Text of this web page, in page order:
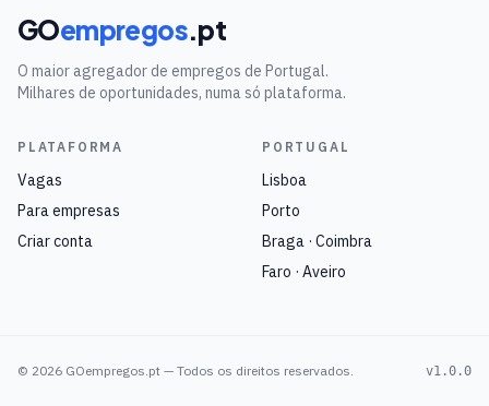
GOempregos.pt
O maior agregador de empregos de Portugal.
Milhares de oportunidades, numa só plataforma.
PLATAFORMA
Vagas
Para empresas
Criar conta
PORTUGAL
Lisboa
Porto
Braga · Coimbra
Faro · Aveiro
© 2026 GOempregos.pt — Todos os direitos reservados. v1.0.0